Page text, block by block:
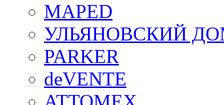
MAPED
УЛЬЯНОВСКИЙ
PARKER
deVENTE